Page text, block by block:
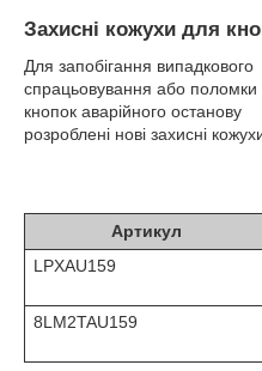
Захисні кожухи для
Для запобігання випадкового
спрацьовування або поломки
кнопок аварійного останову
розроблені нові захисні
Артикул
LPXAU159
8LM2TAU159